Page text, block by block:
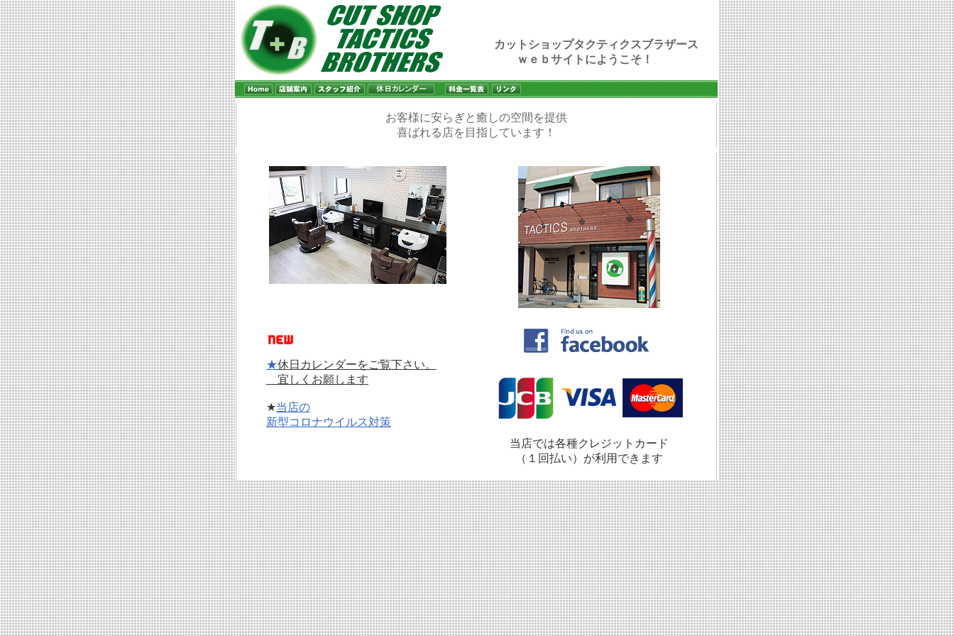
カットショップタクティクスブラザース
ｗｅｂサイトにようこそ！
お客様に安らぎと癒しの空間を提供
喜ばれる店を目指しています！
★休日カレンダーをご覧下さい。
宜しくお願します
★当店の
新型コロナウイルス対策
当店では各種クレジットカード
（１回払い）が利用できます